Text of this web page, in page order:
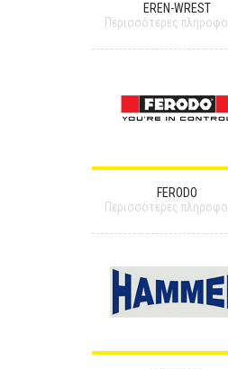
EREN-WREST
Περισσότερες
FERODO
Περισσότερες